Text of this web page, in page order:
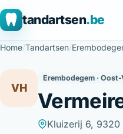
tandartsen.be
Home/Tandartsen/
VH
Erembodegem ·
Kluizerij 6, 9320